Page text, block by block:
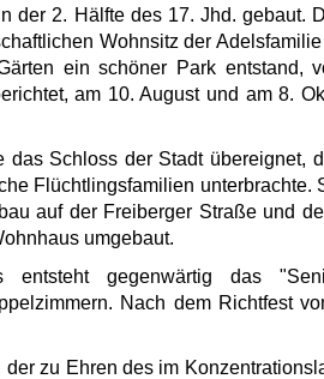
der 2. Hälfte des 17. Jhd. gebaut.
Wohnsitz der
ein schöner Park entstand,
am 10. August und am 8.
das Schloss der Stadt übereignet,
Flüchtlingsfamilien unterbrachte.
auf der Freiberger Straße und
umgebaut.
gegenwärtig das
Nach dem Richtfest
zu Ehren des im